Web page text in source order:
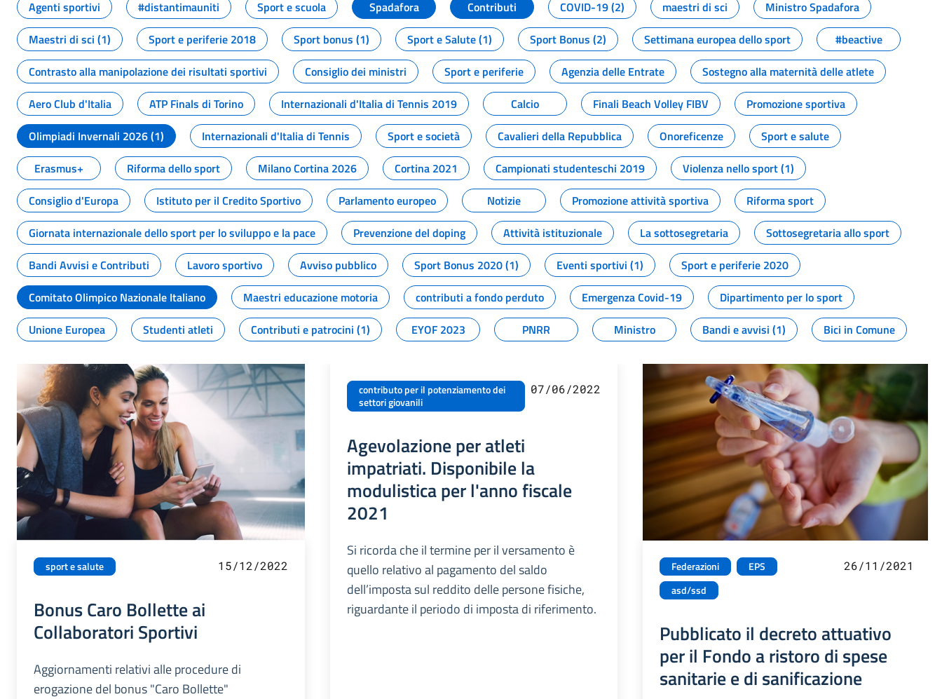
Agenti sportivi
#distantimauniti Sport e scuola Spadafora Contributi COVID-19 (2) maestri di sci
Ministro Spadafora
Maestri di sci (1)
Sport e periferie 2018 Sport bonus (1) Sport e Salute (1) Sport Bonus (2) Settimana europea dello sport
#beactive
Contrasto alla manipolazione dei risultati sportivi
Consiglio dei ministri Sport e periferie Agenzia delle Entrate
Sostegno alla maternità delle atlete
Aero Club d'Italia
ATP Finals di Torino Internazionali d'Italia di Tennis 2019 Calcio Finali Beach Volley FIBV
Promozione sportiva
Olimpiadi Invernali 2026 (1)
Internazionali d'Italia di Tennis Sport e società Cavalieri della Repubblica Onoreficenze
Sport e salute
Erasmus+
Riforma dello sport Milano Cortina 2026 Cortina 2021 Campionati studenteschi 2019
Violenza nello sport (1)
Consiglio d'Europa
Istituto per il Credito Sportivo Parlamento europeo Notizie Promozione attività sportiva
Riforma sport
Giornata internazionale dello sport per lo sviluppo e la pace
Prevenzione del doping Attività istituzionale La sottosegretaria
Sottosegretaria allo sport
Bandi Avvisi e Contributi
Lavoro sportivo Avviso pubblico Sport Bonus 2020 (1) Eventi sportivi (1)
Sport e periferie 2020
Comitato Olimpico Nazionale Italiano
Maestri educazione motoria contributi a fondo perduto Emergenza Covid-19
Dipartimento per lo sport
Unione Europea
Studenti atleti Contributi e patrocini (1) EYOF 2023 PNRR Ministro Bandi e avvisi (1) Bici in Comune
sport e salute 15/12/2022
Bonus Caro Bollette ai
Collaboratori Sportivi
Aggiornamenti relativi alle procedure di
erogazione del bonus "Caro Bollette"
contributo per il potenziamento dei
settori giovanili
07/06/2022
Agevolazione per atleti
impatriati. Disponibile la
modulistica per l'anno fiscale
2021
Si ricorda che il termine per il versamento è
quello relativo al pagamento del saldo
dell’imposta sul reddito delle persone fisiche,
riguardante il periodo di imposta di riferimento.
Federazioni
EPS
asd/ssd
26/11/2021
Pubblicato il decreto attuativo
per il Fondo a ristoro di spese
sanitarie e di sanificazione